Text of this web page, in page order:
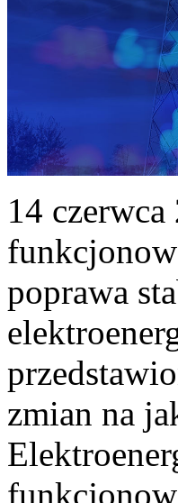
14
poprawa
zmian na